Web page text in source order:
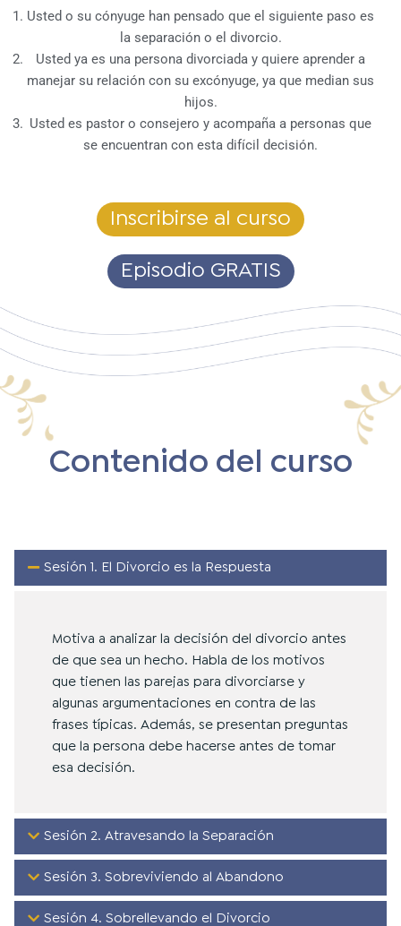
Usted o su cónyuge han pensado que el siguiente paso es
la separación o el divorcio.
Usted ya es una persona divorciada y quiere aprender a
manejar su relación con su excónyuge, ya que median sus
hijos.
Usted es pastor o consejero y acompaña a personas que
se encuentran con esta difícil decisión.
Inscribirse al curso
Episodio GRATIS
Contenido del curso
Sesión 1. El Divorcio es la Respuesta
Motiva a analizar la decisión del divorcio antes
de que sea un hecho. Habla de los motivos
que tienen las parejas para divorciarse y
algunas argumentaciones en contra de las
frases típicas. Además, se presentan preguntas
que la persona debe hacerse antes de tomar
esa decisión.
Sesión 2. Atravesando la Separación
Sesión 3. Sobreviviendo al Abandono
Sesión 4. Sobrellevando el Divorcio